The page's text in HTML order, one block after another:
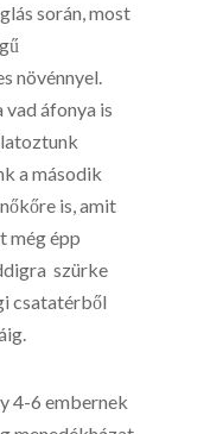
során, most
növénnyel.
áfonya is
a második
is, amit
még épp
szürke
csatatérből
4-6 embernek